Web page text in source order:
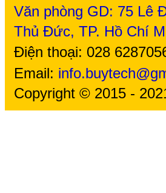
Văn phòng GD: 75 Lê
Thủ Đức, TP. Hồ Chí
Điện thoại: 028
Email:
Copyright © 2015 -